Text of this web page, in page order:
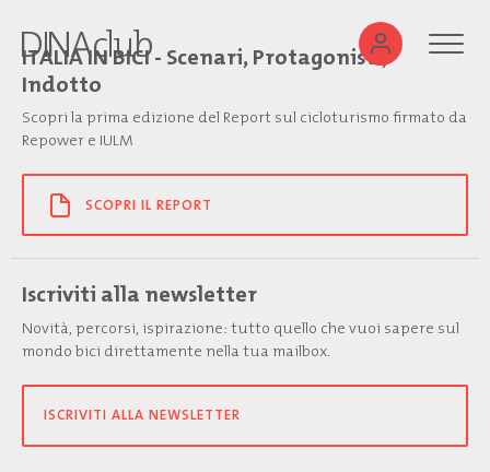
ITALIA IN BICI - Scenari, Protagonisti,
Indotto
Scopri la prima edizione del Report sul cicloturismo firmato da
Repower e IULM
SCOPRI IL REPORT
Iscriviti alla newsletter
Novità, percorsi, ispirazione: tutto quello che vuoi sapere sul
mondo bici direttamente nella tua mailbox.
ISCRIVITI ALLA NEWSLETTER